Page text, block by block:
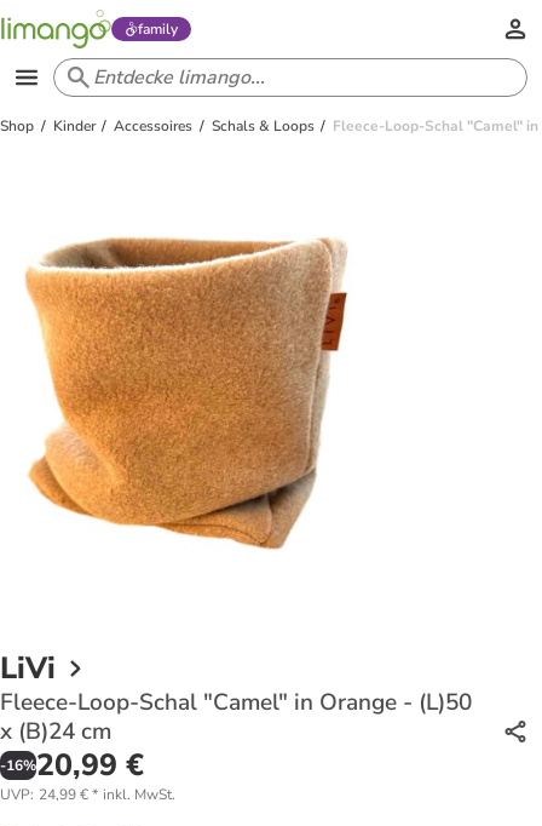
family
Shop Kinder Accessoires Schals & Loops Fleece-Loop-Schal "Camel"
LiVi
Fleece-Loop-Schal "Camel" in Orange - (L)50
x (B)24 cm
-16%20,99 €
UVP: 24,99 €* inkl. MwSt.